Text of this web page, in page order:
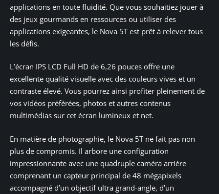
applications en toute fluidité. Que vous souhaitiez jouer à
des jeux gourmands en ressources ou utiliser des
applications exigeantes, le Nova 5T est prêt à relever tous
les défis.
L’écran IPS LCD Full HD de 6,26 pouces offre une
excellente qualité visuelle avec des couleurs vives et un
contraste élevé. Vous pourrez ainsi profiter pleinement de
vos vidéos préférées, photos et autres contenus
multimédias sur cet écran lumineux et net.
En matière de photographie, le Nova 5T ne fait pas non
plus de compromis. Il arbore une configuration
impressionnante avec une quadruple caméra arrière
comprenant un capteur principal de 48 mégapixels
accompagné d’un objectif ultra grand-angle, d’un